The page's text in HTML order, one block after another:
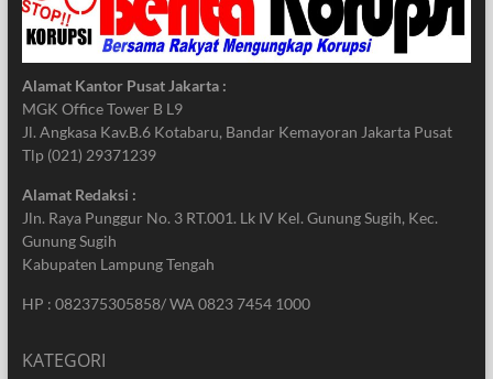
Alamat Kantor Pusat Jakarta :
MGK Office Tower B L9
Jl. Angkasa Kav.B.6 Kotabaru, Bandar Kemayoran Jakarta Pusat
Tlp (021) 29371239
Alamat Redaksi :
Jln. Raya Punggur No. 3 RT.001. Lk IV Kel. Gunung Sugih, Kec.
Gunung Sugih
Kabupaten Lampung Tengah
HP : 082375305858/ WA 0823 7454 1000
KATEGORI